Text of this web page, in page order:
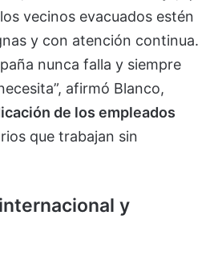
vecinos evacuados estén
y con atención continua.
nunca falla y siempre
afirmó Blanco,
de los empleados
que trabajan sin
y